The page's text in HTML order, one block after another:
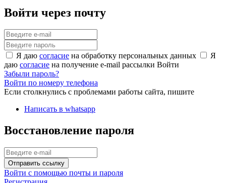
Войти через почту
Я даю согласие на обработку персональных данных
Я
даю согласие на получение e-mail рассылки Войти
Забыли пароль?
Войти по номеру телефона
Если столкнулись с проблемами работы сайта, пишите
Написать в whatsapp
Восстановление пароля
Отправить ссылку
Войти с помощью почты и пароля